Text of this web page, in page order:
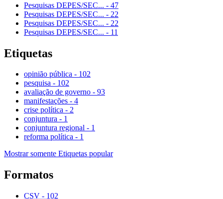
Pesquisas DEPES/SEC... - 47
Pesquisas DEPES/SEC... - 22
Pesquisas DEPES/SEC... - 22
Pesquisas DEPES/SEC... - 11
Etiquetas
opinião pública - 102
pesquisa - 102
avaliação de governo - 93
manifestações - 4
crise política - 2
conjuntura - 1
conjuntura regional - 1
reforma política - 1
Mostrar somente Etiquetas popular
Formatos
CSV - 102